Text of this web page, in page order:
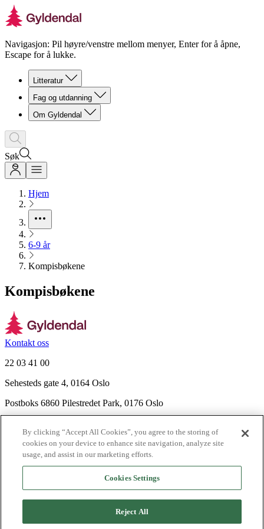
Navigasjon: Pil høyre/venstre mellom menyer, Enter for å åpne,
Escape for å lukke.
Litteratur
Fag og utdanning
Om Gyldendal
Søk
Hjem
6-9 år
Kompisbøkene
Kompisbøkene
Kontakt oss
22 03 41 00
Sehesteds gate 4, 0164 Oslo
Postboks 6860 Pilestredet Park, 0176 Oslo
Nyhetsbrev
Ledige stillinger
Send inn manus
Agency
By clicking “Accept All Cookies”, you agree to the storing of
cookies on your device to enhance site navigation, analyze site
usage, and assist in our marketing efforts.
Cookies Settings
Reject All